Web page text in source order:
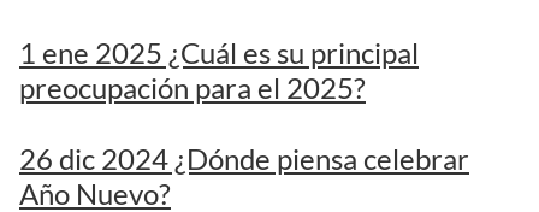
1 ene 2025 ¿Cuál es su principal
preocupación para el 2025?
26 dic 2024 ¿Dónde piensa celebrar
Año Nuevo?